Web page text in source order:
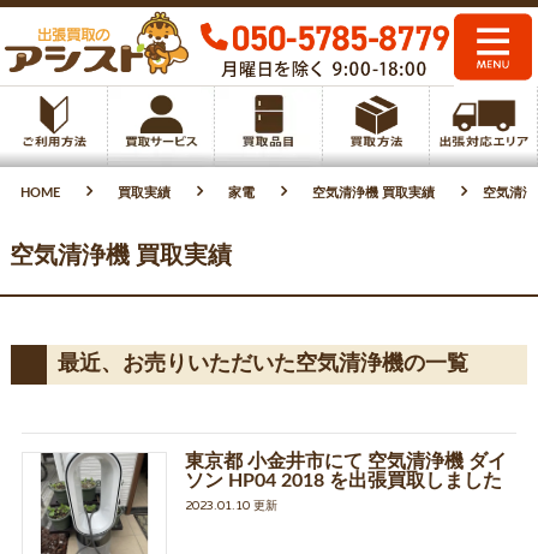
HOME 買取実績 家電 空気清浄機 買取実績 空気清
空気清浄機 買取実績
最近、お売りいただいた空気清浄機の一覧
東京都 小金井市にて 空気清浄機 ダイ
ソン HP04 2018 を出張買取しました
2023.01.10 更新